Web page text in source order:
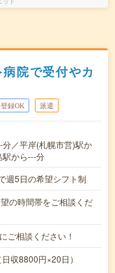
院で受付やカ
録OK 派遣
／平岸(札幌市営)駅か
駅から---分
週5日の希望シフト制
の時間帯をご相談くだ
相談ください！
収8800円×20日）